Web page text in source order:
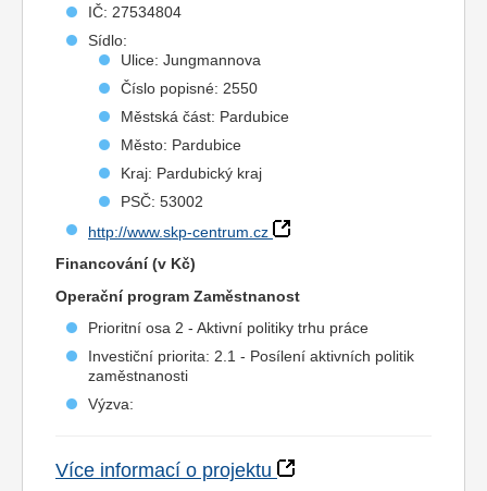
IČ: 27534804
Sídlo:
Ulice: Jungmannova
Číslo popisné: 2550
Městská část: Pardubice
Město: Pardubice
Kraj: Pardubický kraj
PSČ: 53002
http://www.skp-centrum.cz
Financování (v Kč)
Operační program Zaměstnanost
Prioritní osa 2 - Aktivní politiky trhu práce
Investiční priorita: 2.1 - Posílení aktivních politik
zaměstnanosti
Výzva:
Více informací o projektu